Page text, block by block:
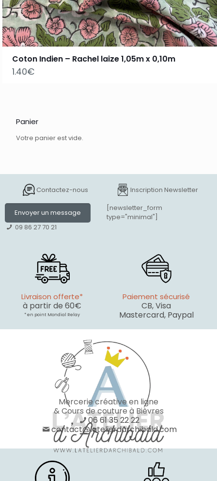
Coton Indien – Rachel laize 1,05m x 0,10m
1.40€
Panier
Votre panier est vide.
Contactez-nous
Envoyer un message
09 86 27 70 21
Inscription Newsletter
[newsletter_form
type="minimal"]
Livraison offerte*
à partir de 60€
* en point Mondial Relay
Paiement sécurisé
CB, Visa
Mastercard, Paypal
Mercerie créative en ligne
& Cours de couture à Bièvres
06 61 35 22 22
contact@latelierdarchibald.com